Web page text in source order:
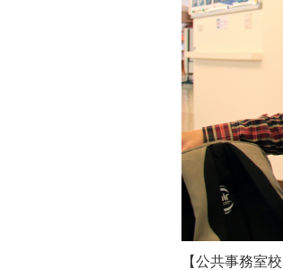
【公共事務室